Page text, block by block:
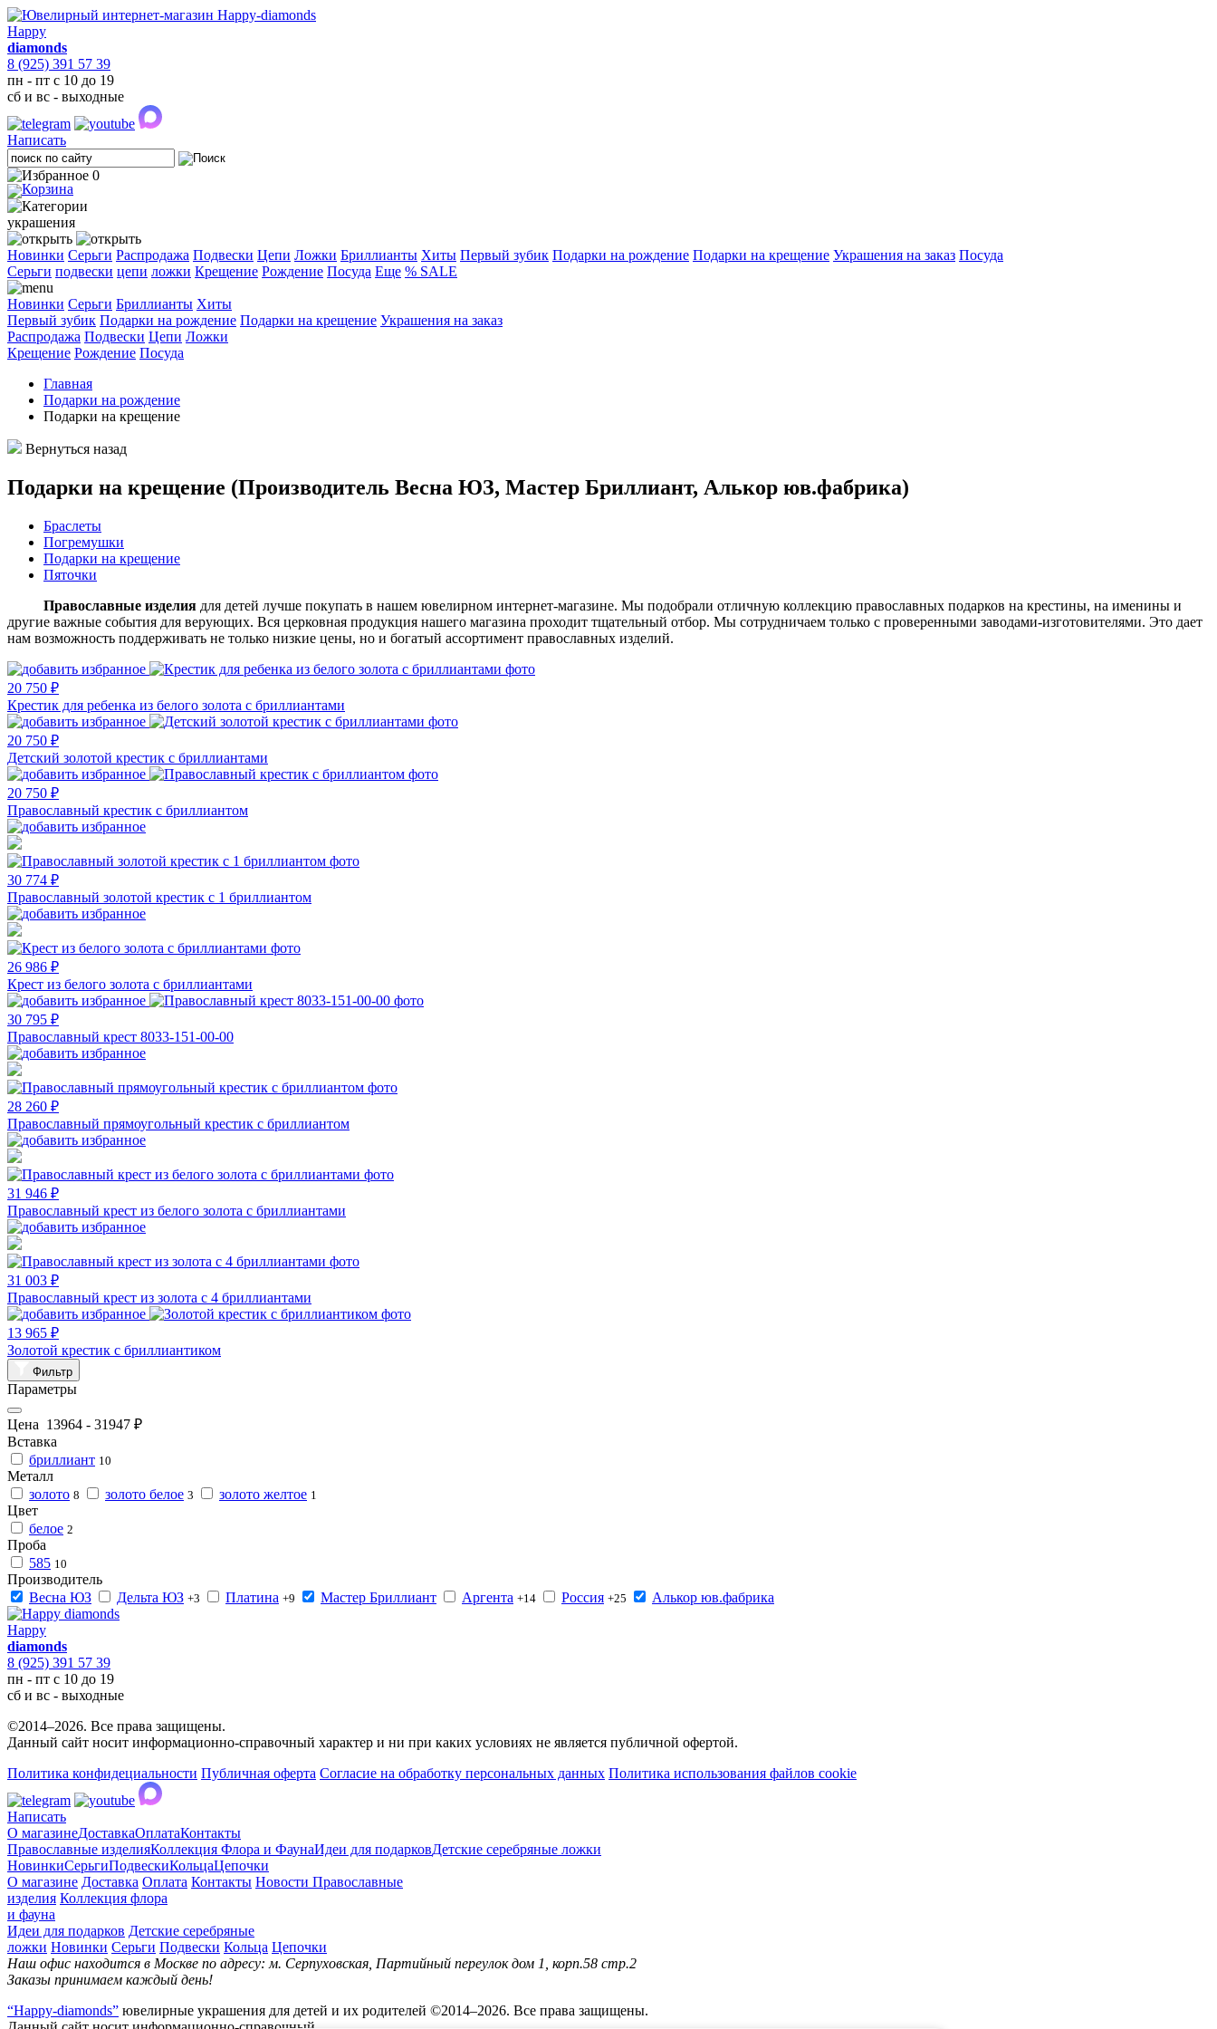
Happy
diamonds
8 (925) 391 57 39
пн - пт с 10 до 19
сб и вс - выходные
Написать
0
украшения
Новинки Серьги Распродажа Подвески Цепи Ложки Бриллианты Хиты Первый зубик Подарки на рождение Подарки на крещение Украшения на заказ Посуда
Cерьги подвески цепи ложки Крещение Рождение Посуда Еще % SALE
Новинки Серьги Бриллианты Хиты
Первый зубик Подарки на рождение Подарки на крещение Украшения на заказ
Распродажа Подвески Цепи Ложки
Крещение Рождение Посуда
Главная
Подарки на рождение
Подарки на крещение
Вернуться назад
Подарки на крещение (Производитель Весна ЮЗ, Мастер Бриллиант, Алькор юв.фабрика)
Браслеты
Погремушки
Подарки на крещение
Пяточки
Православные изделия для детей лучше покупать в нашем ювелирном интернет-магазине. Мы подобрали отличную коллекцию православных подарков на крестины, на именины и
другие важные события для верующих. Вся церковная продукция нашего магазина проходит тщательный отбор. Мы сотрудничаем только с проверенными заводами-изготовителями. Это дает
нам возможность поддерживать не только низкие цены, но и богатый ассортимент православных изделий.
20 750 ₽
Крестик для ребенка из белого золота с бриллиантами
20 750 ₽
Детский золотой крестик с бриллиантами
20 750 ₽
Православный крестик с бриллиантом
30 774 ₽
Православный золотой крестик с 1 бриллиантом
26 986 ₽
Крест из белого золота с бриллиантами
30 795 ₽
Православный крест 8033-151-00-00
28 260 ₽
Православный прямоугольный крестик с бриллиантом
31 946 ₽
Православный крест из белого золота с бриллиантами
31 003 ₽
Православный крест из золота с 4 бриллиантами
13 965 ₽
Золотой крестик с бриллиантиком
Фильтр
Параметры
Цена 13964 - 31947 ₽
Вставка
бриллиант 10
Металл
золото 8 золото белое 3 золото желтое 1
Цвет
белое 2
Проба
585 10
Производитель
Весна ЮЗ
Дельта ЮЗ +3 Платина +9 Мастер Бриллиант Аргента +14 Россия +25 Алькор юв.фабрика
Happy
diamonds
8 (925) 391 57 39
пн - пт с 10 до 19
сб и вс - выходные
©2014–2026. Все права защищены.
Данный сайт носит информационно-справочный характер и ни при каких условиях не является публичной офертой.
Политика конфидециальности Публичная оферта Согласие на обработку персональных данных Политика использования файлов cookie
Написать
О магазинеДоставкаОплатаКонтакты
Православные изделияКоллекция Флора и ФаунаИдеи для подарковДетские серебряные ложки
НовинкиСерьгиПодвескиКольцаЦепочки
О магазине Доставка Оплата Контакты Новости Православные
изделия Коллекция флора
и фауна
Идеи для подарков Детские серебряные
ложки Новинки Серьги Подвески Кольца Цепочки
Наш офис находится в Москве по адресу: м. Серпуховская, Партийный переулок дом 1, корп.58 стр.2
Заказы принимаем каждый день!
“Happy-diamonds” ювелирные украшения для детей и их родителей ©2014–2026. Все права защищены.